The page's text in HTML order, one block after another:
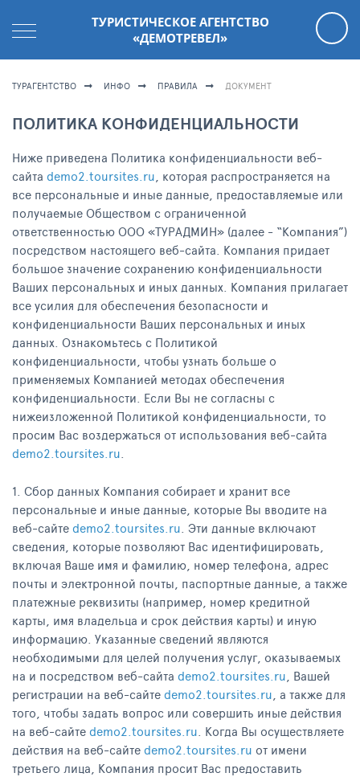
ТУРИСТИЧЕСКОЕ АГЕНТСТВО
«ДЕМОТРЕВЕЛ»
ТУРАГЕНТСТВО ИНФО ПРАВИЛА ДОКУМЕНТ
ПОЛИТИКА КОНФИДЕНЦИАЛЬНОСТИ
Ниже приведена Политика конфиденциальности веб-
сайта demo2.toursites.ru , которая распространяется на
все персональные и иные данные, предоставляемые или
получаемые Обществом с ограниченной
ответственностью ООО «ТУРАДМИН» (далее - “Компания”)
посредством настоящего веб-сайта. Компания придает
большое значение сохранению конфиденциальности
Ваших персональных и иных данных. Компания прилагает
все усилия для обеспечения безопасности и
конфиденциальности Ваших персональных и иных
данных. Ознакомьтесь с Политикой
конфиденциальности, чтобы узнать больше о
применяемых Компанией методах обеспечения
конфиденциальности. Если Вы не согласны с
нижеизложенной Политикой конфиденциальности, то
просим Вас воздержаться от использования веб-сайта
demo2.toursites.ru
1. Сбор данных Компания собирает и хранит все
персональные и иные данные, которые Вы вводите на
веб-сайтеdemo2.toursites.ru . Эти данные включают
сведения, которые позволяют Вас идентифицировать,
включая Ваше имя и фамилию, номер телефона, адрес
почты и электронной почты, паспортные данные, а также
платежные реквизиты (например, номер кредитной
карты, имя владельца и срок действия карты) и иную
информацию. Указанные сведений являются
необходимыми для целей получения услуг, оказываемых
на и посредством веб-сайта demo2.toursites.ru , Вашей
регистрации на веб-сайтеdemo2.toursites.ru , а также для
того, чтобы задать вопрос или совершить иные действия
на веб-сайтеdemo2.toursites.ru . Когда Вы осуществляете
действия на веб-сайтеdemo2.toursites.ru от имени
третьего лица, Компания просит Вас предоставить